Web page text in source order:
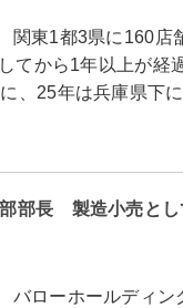
東1都3県に160店
てから1年以上が経
、25年は兵庫県下
部長 製造小売とし
ローホールディン